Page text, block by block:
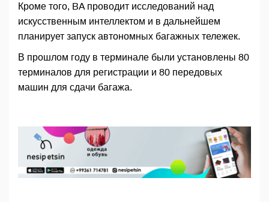
Кроме того, BA проводит исследований над
искусственным интеллектом и в дальнейшем
планирует запуск автономных багажных тележек.
В прошлом году в терминале были установлены 80
терминалов для регистрации и 80 передовых
машин для сдачи багажа.